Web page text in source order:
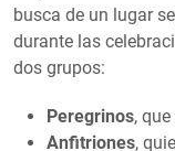
busca de un lugar
durante las
dos grupos:
Peregrinos,
Anfitriones,